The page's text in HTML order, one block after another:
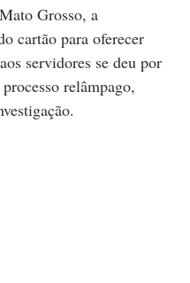
Grosso, a
cartão para oferecer
servidores se deu por
relâmpago,